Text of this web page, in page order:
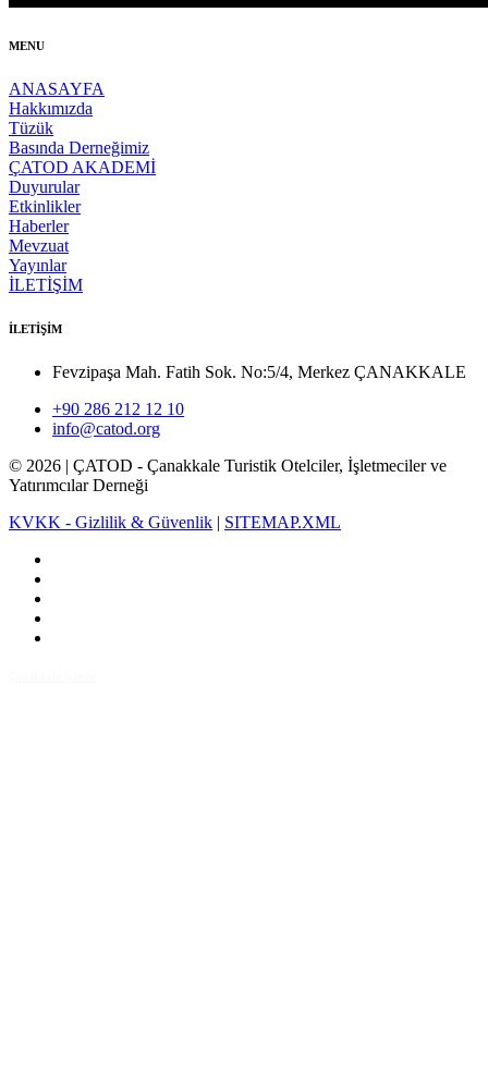
MENU
ANASAYFA
Hakkımızda
Tüzük
Basında Derneğimiz
ÇATOD AKADEMİ
Duyurular
Etkinlikler
Haberler
Mevzuat
Yayınlar
İLETİŞİM
İLETİŞİM
Fevzipaşa Mah. Fatih Sok. No:5/4, Merkez ÇANAKKALE
+90 286 212 12 10
info@catod.org
© 2026 | ÇATOD - Çanakkale Turistik Otelciler, İşletmeciler ve
Yatırımcılar Derneği
KVKK - Gizlilik & Güvenlik | SITEMAP.XML